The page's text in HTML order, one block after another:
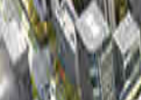
当前位置：经典案例 > 绍兴